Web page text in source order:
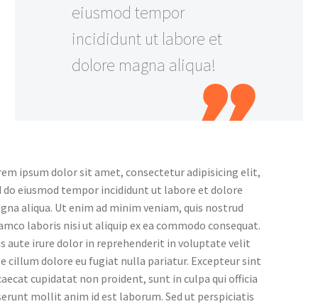
eiusmod tempor
incididunt ut labore et
dolore magna aliqua!
ipsum dolor sit amet, consectetur adipisicing elit,
do eiusmod tempor incididunt ut labore et dolore
aliqua. Ut enim ad minim veniam, quis nostrud
laboris nisi ut aliquip ex ea commodo consequat.
aute irure dolor in reprehenderit in voluptate velit
cillum dolore eu fugiat nulla pariatur. Excepteur sint
cupidatat non proident, sunt in culpa qui officia
mollit anim id est laborum. Sed ut perspiciatis